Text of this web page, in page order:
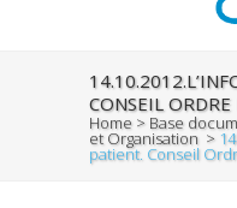
CONSEIL ORDRE
Home > Base
et Organisation >
patient. Conseil